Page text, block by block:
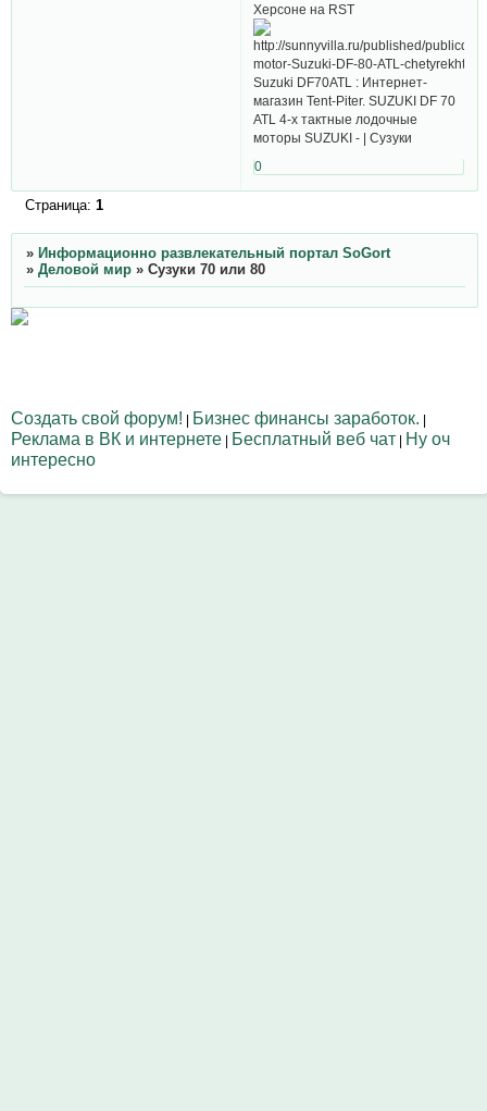
Херсоне на RST
Suzuki DF70ATL : Интернет-
магазин Tent-Piter. SUZUKI DF 70
ATL 4-x тактные лодочные
моторы SUZUKI - | Сузуки
0
Страница: 1
» Информационно развлекательный портал SoGort
» Деловой мир » Сузуки 70 или 80
Создать свой форум! | Бизнес финансы заработок. |
Реклама в ВК и интернете | Бесплатный веб чат | Ну оч
интересно